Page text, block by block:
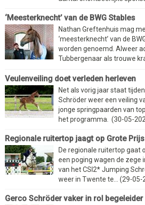
‘Meesterknecht’ van de BWG Stables
Nathan Greftenhuis mag
‘meesterknecht’ van de
worden genoemd. Alweer
Tubbergenaar als trouwe
Veulenveiling doet verleden herleven
Net als vorig jaar staat
Schröder weer een veiling
jonge springpaarden van
het programma. (30-05-
Regionale ruitertop jaagt op Grote Prijs
De regionale ruitertop gaat
een poging wagen de zege
van het CSI2* Jumping
weer in Twente te... (29-05-
Gerco Schröder vaker in rol begeleider